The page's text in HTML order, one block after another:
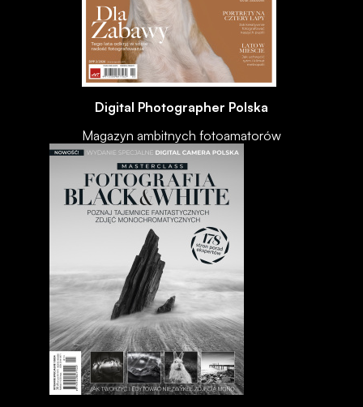
Digital Photographer Polska
Magazyn ambitnych fotoamatorów